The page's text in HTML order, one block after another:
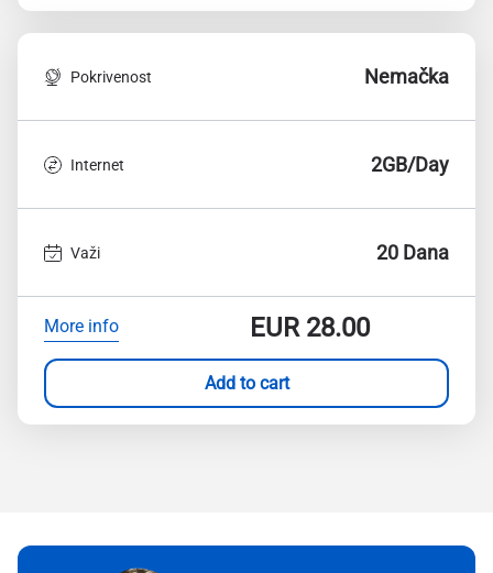
Pokrivenost Nemačka
Internet 2GB/Day
Važi 20 Dana
More info EUR28.00
Add to cart